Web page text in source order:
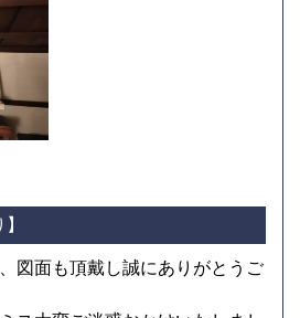
図面も頂戴し誠にありがとうご